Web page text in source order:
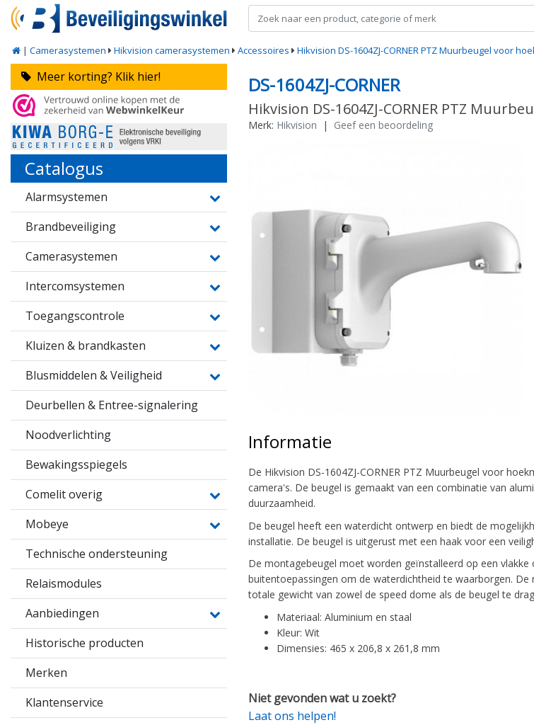
| Camerasystemen Hikvision camerasystemen Accessoires Hikvision DS-1604ZJ-CORNER PTZ Muurbeugel voor
Meer korting? Klik hier!
Catalogus
Alarmsystemen
Brandbeveiliging
Camerasystemen
Intercomsystemen
Toegangscontrole
Kluizen & brandkasten
Blusmiddelen & Veiligheid
Deurbellen & Entree-signalering
Noodverlichting
Bewakingsspiegels
Comelit overig
Mobeye
Technische ondersteuning
Relaismodules
Aanbiedingen
Historische producten
Merken
Klantenservice
DS-1604ZJ-CORNER
Hikvision DS-1604ZJ-CORNER PTZ
Merk: Hikvision | Geef een beoordeling
Informatie
De Hikvision DS-1604ZJ-CORNER PTZ Muurbeugel voor
camera's. De beugel is gemaakt van een combinatie van
duurzaamheid.
De beugel heeft een waterdicht ontwerp en biedt de
installatie. De beugel is uitgerust met een haak voor een
De montagebeugel moet worden geïnstalleerd op een
buitentoepassingen om de waterdichtheid te waarborgen.
totale gewicht van zowel de speed dome als de beugel te
Materiaal: Aluminium en staal
Kleur: Wit
Dimensies: 465 x 206,8 x 261,8 mm
Niet gevonden wat u zoekt?
Laat ons helpen!